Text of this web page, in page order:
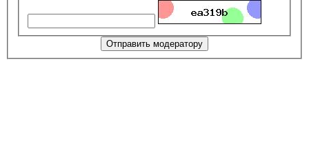
Отправить модератору